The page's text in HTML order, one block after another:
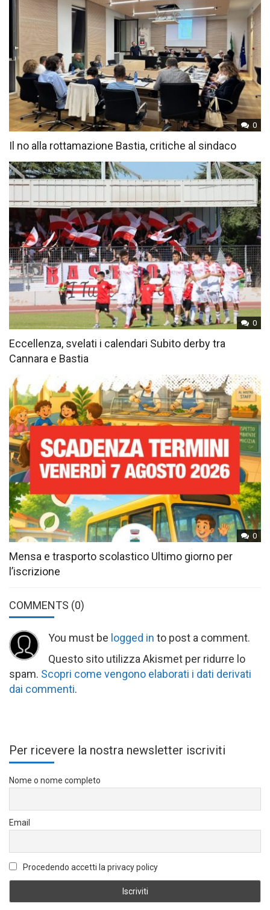
0
Il no alla rottamazione Bastia, critiche al sindaco
0
Eccellenza, svelati i calendari Subito derby tra
Cannara e Bastia
0
Mensa e trasporto scolastico Ultimo giorno per
l’iscrizione
COMMENTS (0)
You must be logged in to post a comment.
Questo sito utilizza Akismet per ridurre lo
spam. Scopri come vengono elaborati i dati derivati
dai commenti.
Per ricevere la nostra newsletter iscriviti
Nome o nome completo
Email
Procedendo accetti la privacy policy